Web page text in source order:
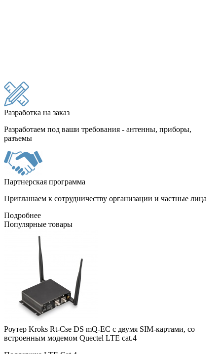
Разработка на заказ
Разработаем под ваши требования - антенны, приборы,
разъемы
Партнерская программа
Приглашаем к сотрудничеству организации и частные лица
Подробнее
Популярные товары
Роутер Kroks Rt-Cse DS mQ-EC с двумя SIM-картами, со
встроенным модемом Quectel LTE cat.4